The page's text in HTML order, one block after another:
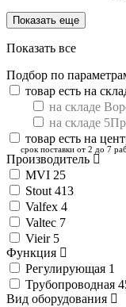
Показать еще
Показать все
Подбор по
товар есть на
на складе
на складе
товар есть на
срок поставки от 2 до 7
Производитель
MVI 25
Stout 413
Valfex 4
Valtec 7
Vieir 5
Функция
Регулирующая 1
Трубопроводная
Вид оборудования